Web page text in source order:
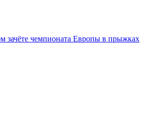
зачёте чемпионата Европы в прыжках